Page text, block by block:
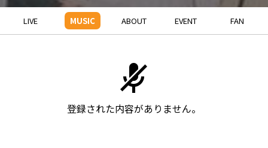
LIVE MUSIC ABOUT EVENT FAN
登録された内容がありません。